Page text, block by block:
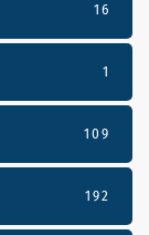
16
1
109
192